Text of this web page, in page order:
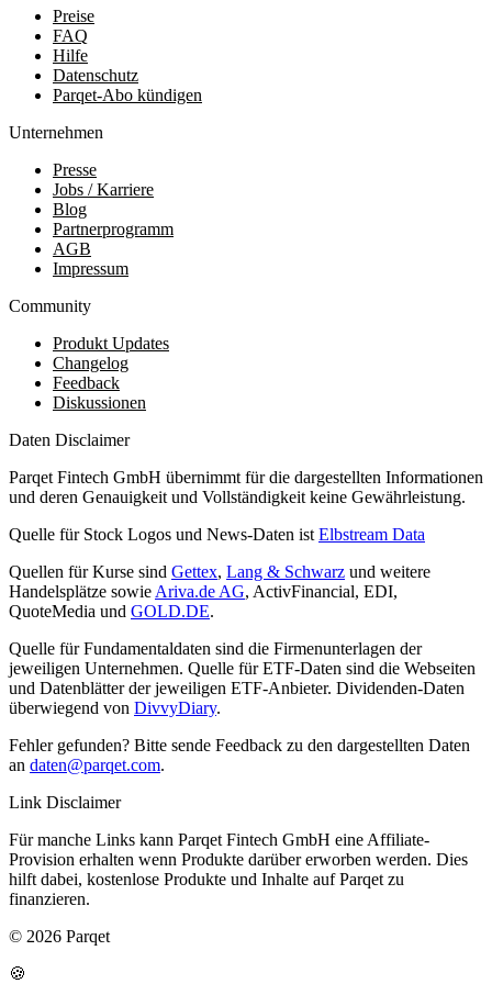
Preise
FAQ
Hilfe
Datenschutz
Parqet-Abo kündigen
Unternehmen
Presse
Jobs / Karriere
Blog
Partnerprogramm
AGB
Impressum
Community
Produkt Updates
Changelog
Feedback
Diskussionen
Daten Disclaimer
Parqet Fintech GmbH übernimmt für die dargestellten Informationen
und deren Genauigkeit und Vollständigkeit keine Gewährleistung.
Quelle für Stock Logos und News-Daten ist Elbstream Data
Quellen für Kurse sind Gettex, Lang & Schwarz und weitere
Handelsplätze sowie Ariva.de AG, ActivFinancial, EDI,
QuoteMedia und GOLD.DE.
Quelle für Fundamentaldaten sind die Firmenunterlagen der
jeweiligen Unternehmen. Quelle für ETF-Daten sind die Webseiten
und Datenblätter der jeweiligen ETF-Anbieter. Dividenden-Daten
überwiegend von DivvyDiary.
Fehler gefunden? Bitte sende Feedback zu den dargestellten Daten
an daten@parqet.com.
Link Disclaimer
Für manche Links kann Parqet Fintech GmbH eine Affiliate-
Provision erhalten wenn Produkte darüber erworben werden. Dies
hilft dabei, kostenlose Produkte und Inhalte auf Parqet zu
finanzieren.
© 2026 Parqet
🍪